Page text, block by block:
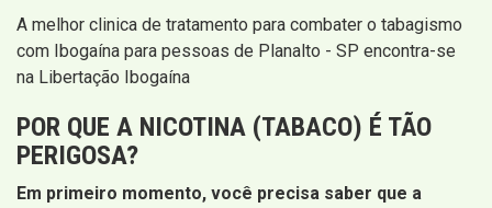
A melhor clinica de tratamento para combater o tabagismo
com Ibogaína para pessoas de Planalto - SP encontra-se
na Libertação Ibogaína
POR QUE A NICOTINA (TABACO) É TÃO
PERIGOSA?
Em primeiro momento, você precisa saber que a